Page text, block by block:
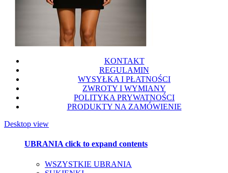
KONTAKT
REGULAMIN
WYSYŁKA I PŁATNOŚCI
ZWROTY I WYMIANY
POLITYKA PRYWATNOŚCI
PRODUKTY NA ZAMÓWIENIE
Desktop view
UBRANIAclick to expand contents
WSZYSTKIE UBRANIA